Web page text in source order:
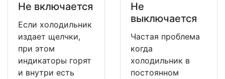
Не включается
Если холодильник
издает щелчки,
при этом
индикаторы горят
и внутри есть
Не
выключается
Частая проблема
когда
холодильник в
постоянном